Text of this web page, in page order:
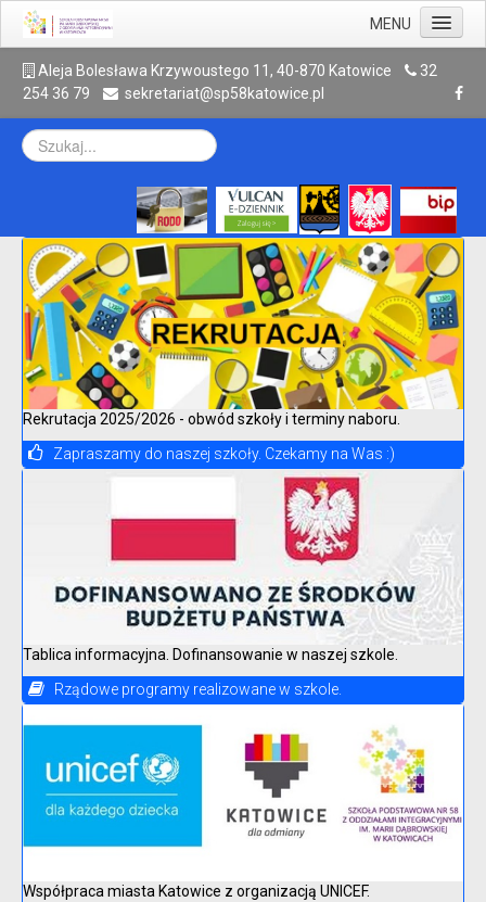
MENU
Aktualności
Rodzic
Kontakt
Archiwum
A leja Bolesława Krzywoustego 11, 40-870 Katowice
32
254 36 79
sekretariat@sp58katowice.pl
Rekrutacja 2025/2026 - obwód szkoły i terminy naboru.
Zapraszamy do naszej szkoły. Czekamy na Was :)
Tablica informacyjna. Dofinansowanie w naszej szkole.
Rządowe programy realizowane w szkole.
Współpraca miasta Katowice z organizacją UNICEF.